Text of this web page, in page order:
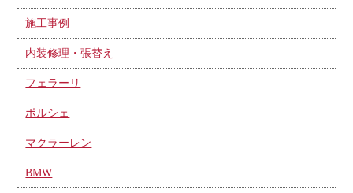
施工事例
内装修理・張替え
フェラーリ
ポルシェ
マクラーレン
BMW